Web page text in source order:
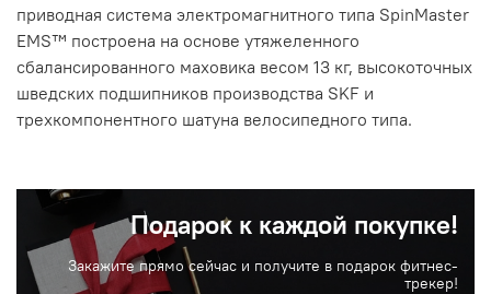
приводная система электромагнитного типа SpinMaster
EMS™ построена на основе утяжеленного
сбалансированного маховика весом 13 кг, высокоточных
шведских подшипников производства SKF и
трехкомпонентного шатуна велосипедного типа.
Подарок к каждой покупке!
Закажите прямо сейчас и получите в подарок фитнес-
трекер!